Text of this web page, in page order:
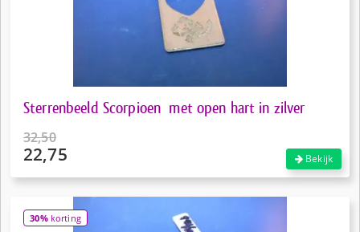
Sterrenbeeld Scorpioen met open hart in zilver
32,50
Oorspronkelijke
22,75
is:
€22,75.
Bekijk
30%korting